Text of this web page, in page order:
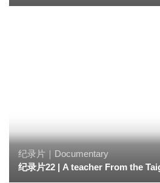
纪录片｜Documentary
纪录片22 | A teacher From the